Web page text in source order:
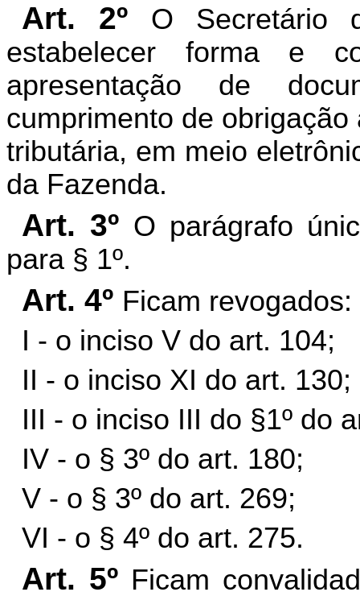
Art. 2º
O Secretário
estabelecer forma e
apresentação de
cumprimento de
tributária, em meio
da Fazenda.
Art. 3º O parágrafo
para § 1º.
Art. 4º Ficam revogados:
I - o inciso V do art. 104;
II - o inciso XI do art. 130;
III - o inciso III do §1º do
IV - o § 3º do art. 180;
V - o § 3º do art. 269;
VI - o § 4º do art. 275.
Art. 5º Ficam